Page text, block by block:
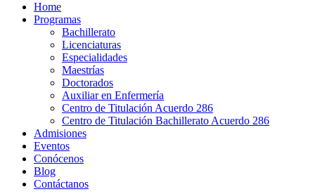
Home
Programas
Bachillerato
Licenciaturas
Especialidades
Maestrías
Doctorados
Auxiliar en Enfermería
Centro de Titulación Acuerdo 286
Centro de Titulación Bachillerato Acuerdo 286
Admisiones
Eventos
Conócenos
Blog
Contáctanos